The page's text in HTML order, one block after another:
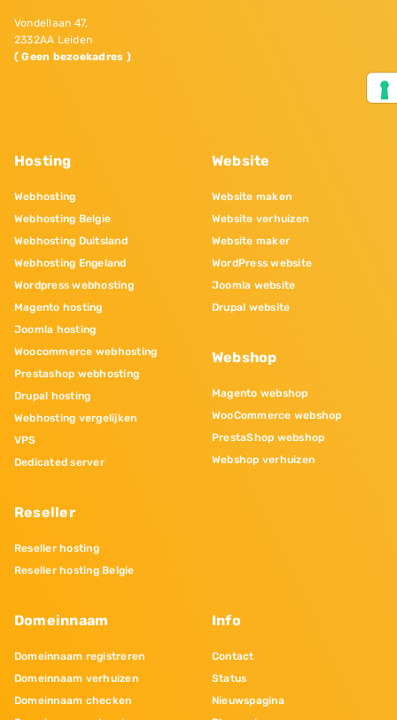
Vondellaan 47,
2332AA Leiden
( Geen bezoekadres )
Hosting
Webhosting
Webhosting Belgie
Webhosting Duitsland
Webhosting Engeland
Wordpress webhosting
Magento hosting
Joomla hosting
Woocommerce webhosting
Prestashop webhosting
Drupal hosting
Webhosting vergelijken
VPS
Dedicated server
Reseller
Reseller hosting
Reseller hosting Belgie
Website
Website maken
Website verhuizen
Website maker
WordPress website
Joomla website
Drupal website
Webshop
Magento webshop
WooCommerce webshop
PrestaShop webshop
Webshop verhuizen
Domeinnaam
Domeinnaam registreren
Domeinnaam verhuizen
Domeinnaam checken
Info
Contact
Status
Nieuwspagina